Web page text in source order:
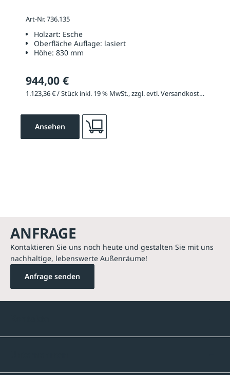
Art-Nr. 736.135
Holzart: Esche
Oberfläche Auflage: lasiert
Höhe: 830 mm
944,00 €
1.123,36 € / Stück inkl. 19 % MwSt., zzgl. evtl. Versandkosten
Ansehen
ANFRAGE
Kontaktieren Sie uns noch heute und gestalten Sie mit uns
nachhaltige, lebenswerte Außenräume!
Anfrage senden